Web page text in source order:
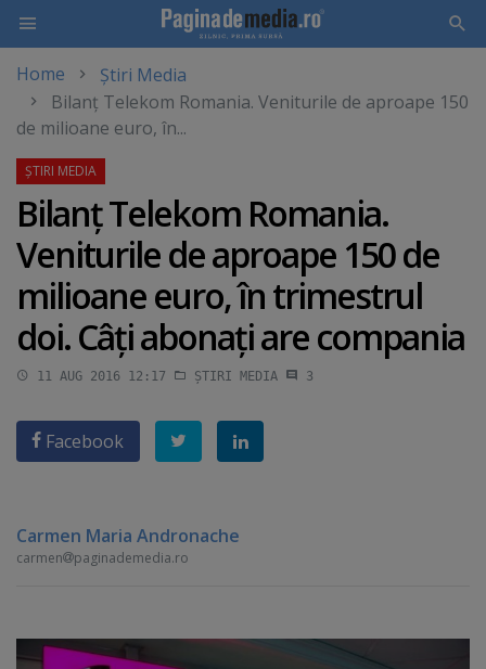
main
content
Home
Știri Media
Bilanţ Telekom Romania. Veniturile de aproape 150
de milioane euro, în...
Bilanţ Telekom Romania.
Veniturile de aproape 150 de
milioane euro, în trimestrul
doi. Câţi abonaţi are compania
11 AUG 2016 12:17 ȘTIRI MEDIA 3
Facebook
Carmen Maria Andronache
carmen paginademedia.ro